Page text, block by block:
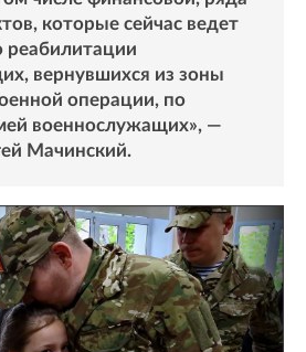
которые сейчас ведет
реабилитации
вернувшихся из зоны
операции, по
военнослужащих», —
Мачинский.